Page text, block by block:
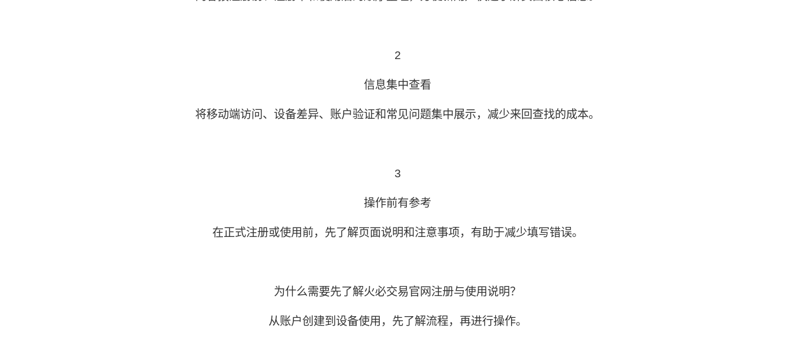
2
信息集中查看
将移动端访问、设备差异、账户验证和常见问题集中展示，减少来回查找的成本。
3
操作前有参考
在正式注册或使用前，先了解页面说明和注意事项，有助于减少填写错误。
为什么需要先了解火必交易官网注册与使用说明？
从账户创建到设备使用，先了解流程，再进行操作。